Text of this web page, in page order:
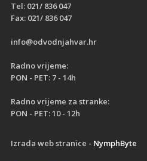
Tel: 021/ 836 047
Fax: 021/ 836 047
info@odvodnjahvar.hr
Radno vrijeme:
PON - PET: 7 - 14h
Radno vrijeme za stranke:
PON - PET: 10 - 12h
Izrada web stranice - NymphByte